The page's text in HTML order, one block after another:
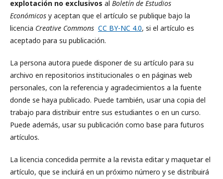
explotación no exclusivos al Boletín de Estudios
Económicos y aceptan que el artículo se publique bajo la
licencia Creative Commons CC BY-NC 4.0, si el artículo es
aceptado para su publicación.
La persona autora puede disponer de su artículo para su
archivo en repositorios institucionales o en páginas web
personales, con la referencia y agradecimientos a la fuente
donde se haya publicado. Puede también, usar una copia del
trabajo para distribuir entre sus estudiantes o en un curso.
Puede además, usar su publicación como base para futuros
artículos.
La licencia concedida permite a la revista editar y maquetar el
artículo, que se incluirá en un próximo número y se distribuirá